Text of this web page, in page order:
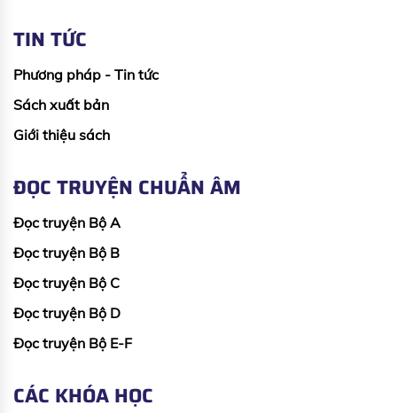
TIN TỨC
Phương pháp - Tin tức
Sách xuất bản
Giới thiệu sách
ĐỌC TRUYỆN CHUẨN ÂM
Đọc truyện Bộ A
Đọc truyện Bộ B
Đọc truyện Bộ C
Đọc truyện Bộ D
Đọc truyện Bộ E-F
CÁC KHÓA HỌC